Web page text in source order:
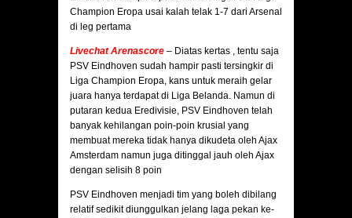
Champion Eropa usai kalah telak 1-7 dari Arsenal
di leg pertama
Livechat Arenascore – Diatas kertas , tentu saja
PSV Eindhoven sudah hampir pasti tersingkir di
Liga Champion Eropa, kans untuk meraih gelar
juara hanya terdapat di Liga Belanda. Namun di
putaran kedua Eredivisie, PSV Eindhoven telah
banyak kehilangan poin-poin krusial yang
membuat mereka tidak hanya dikudeta oleh Ajax
Amsterdam namun juga ditinggal jauh oleh Ajax
dengan selisih 8 poin
PSV Eindhoven menjadi tim yang boleh dibilang
relatif sedikit diunggulkan jelang laga pekan ke-